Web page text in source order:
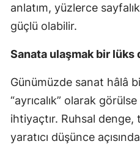
anlatım, yüzlerce
güçlü olabilir.
Sanata ulaşmak bir lüks
Günümüzde sanat hâlâ
“ayrıcalık” olarak
ihtiyaçtır. Ruhsal denge,
yaratıcı düşünce